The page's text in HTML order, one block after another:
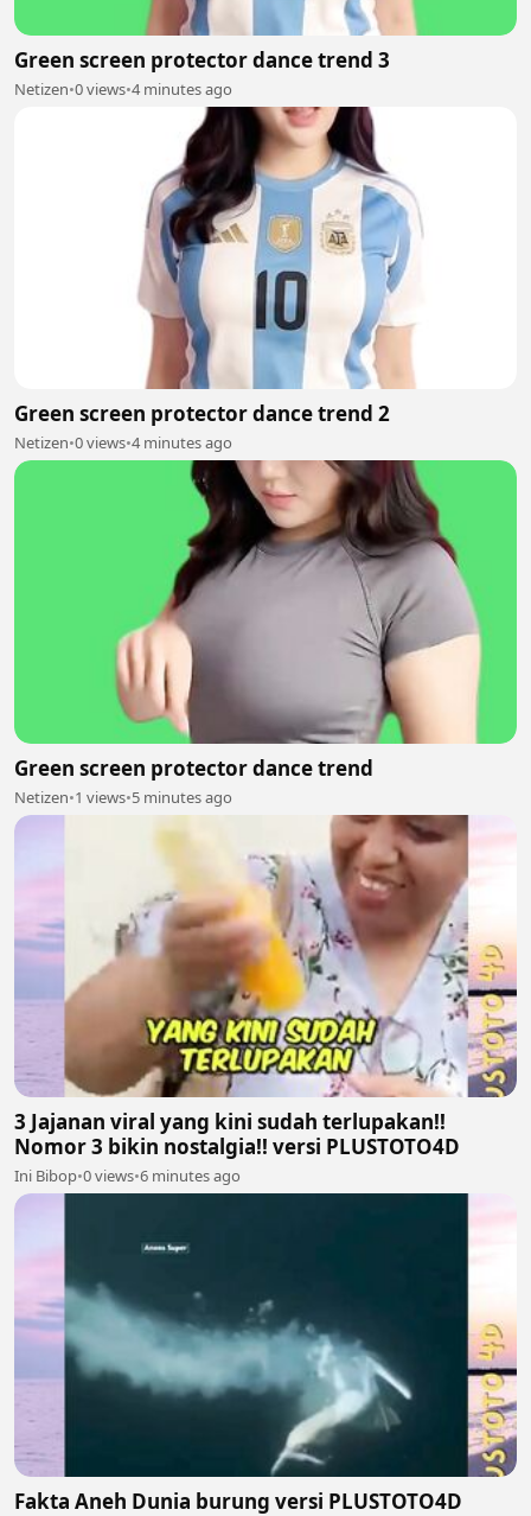
Green screen protector dance trend 3
Netizen•0 views•4 minutes ago
Green screen protector dance trend 2
Netizen•0 views•4 minutes ago
Green screen protector dance trend
Netizen•1 views•5 minutes ago
3 Jajanan viral yang kini sudah terlupakan!!
Nomor 3 bikin nostalgia!! versi PLUSTOTO4D
Ini Bibop•0 views•6 minutes ago
Fakta Aneh Dunia burung versi PLUSTOTO4D